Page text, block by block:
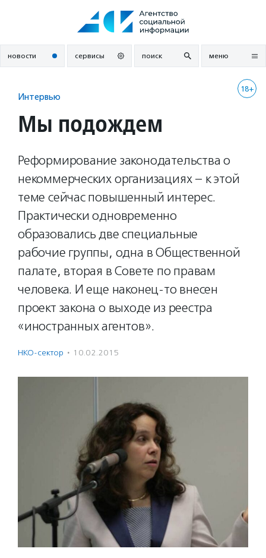
новости сервисы поиск меню
18+
Интервью
Мы подождем
Реформирование законодательства о
некоммерческих организациях – к этой
теме сейчас повышенный интерес.
Практически одновременно
образовались две специальные
рабочие группы, одна в Общественной
палате, вторая в Совете по правам
человека. И еще наконец-то внесен
проект закона о выходе из реестра
«иностранных агентов».
НКО-сектор · 10.02.2015